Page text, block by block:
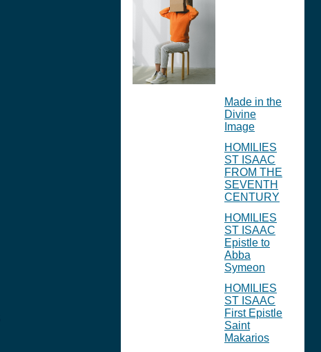
Made in the
Divine
Image
HOMILIES
ST ISAAC
FROM THE
SEVENTH
CENTURY
HOMILIES
ST ISAAC
Epistle to
Abba
Symeon
HOMILIES
ST ISAAC
First Epistle
Saint
Makarios